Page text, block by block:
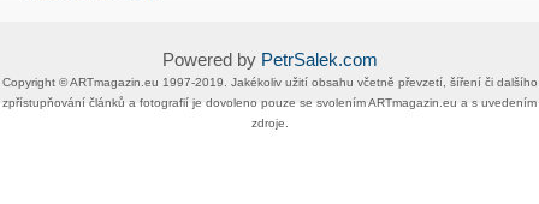
Powered by PetrSalek.com
Copyright ©​ ​​ARTmagazin.eu ​1997-2019​.​ Jakékoliv užití obsahu včetně převzetí, šíření či dalšího
zpřístupňování článků a fotografií je dovoleno pouze se svolením ​ARTmagazin.eu​ ​a s uvedením
zdroje.